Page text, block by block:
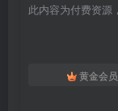
此内容为付费资源
黄金会员